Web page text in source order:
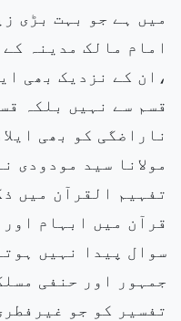
میں ہے جو بہت بڑی
امام مالک مدینہ
،ان کے نزدیک بھی
قسم سے نہیں بلکہ
ناراضگی کو بھی
مولانا سید مودودی
تفہیم القرآن میں
قرآن میں ابہام اور
سوال پیدا نہیں
جمہور اور حنفی
تفسیر کو جو